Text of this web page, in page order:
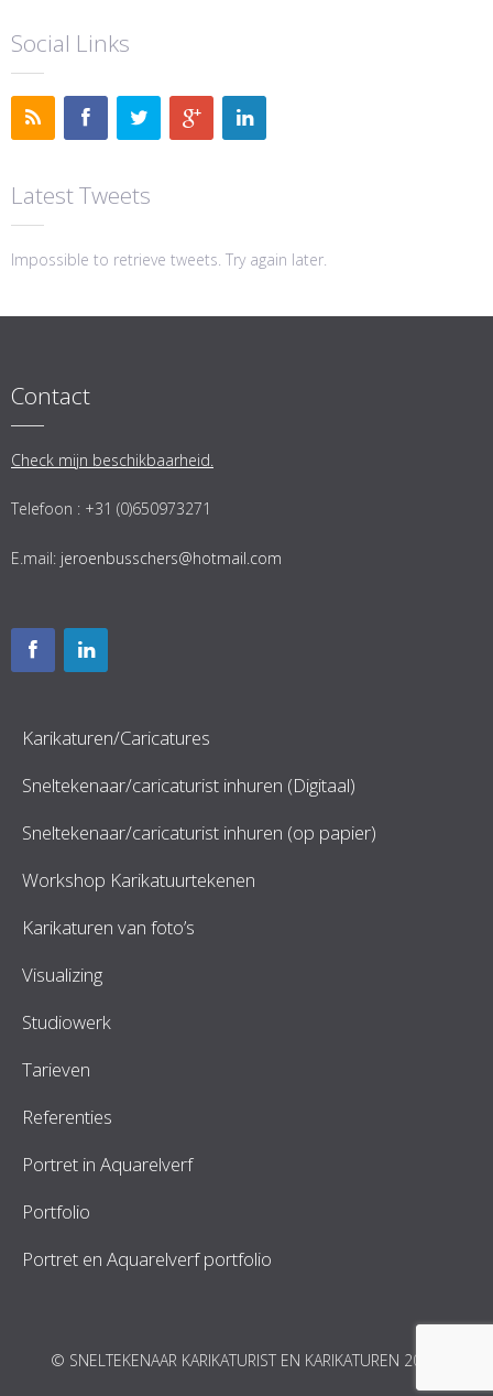
Social Links
Latest Tweets
Impossible to retrieve tweets. Try again later.
Contact
Check mijn beschikbaarheid.
Telefoon : +31 (0)650973271
E.mail: jeroenbusschers@hotmail.com
Karikaturen/Caricatures
Sneltekenaar/caricaturist inhuren (Digitaal)
Sneltekenaar/caricaturist inhuren (op papier)
Workshop Karikatuurtekenen
Karikaturen van foto’s
Visualizing
Studiowerk
Tarieven
Referenties
Portret in Aquarelverf
Portfolio
Portret en Aquarelverf portfolio
© SNELTEKENAAR KARIKATURIST EN KARIKATUREN 2026.